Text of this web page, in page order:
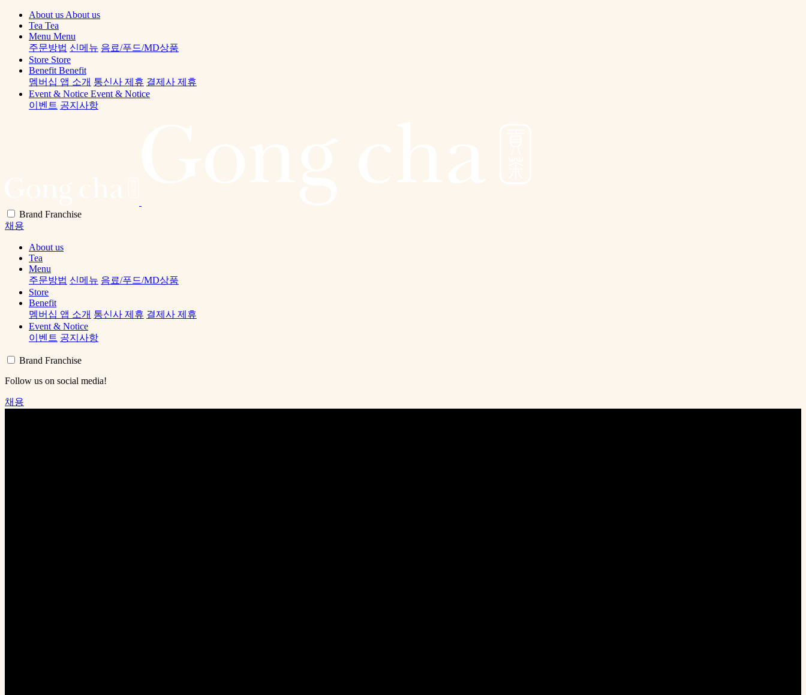
About us About us
Tea Tea
Menu Menu
주문방법 신메뉴 음료/푸드/MD상품
Store Store
Benefit Benefit
멤버십 앱 소개 통신사 제휴 결제사 제휴
Event & Notice Event & Notice
이벤트 공지사항
Brand Franchise
채용
About us
Tea
Menu
주문방법 신메뉴 음료/푸드/MD상품
Store
Benefit
멤버십 앱 소개 통신사 제휴 결제사 제휴
Event & Notice
이벤트 공지사항
Brand Franchise
Follow us on social media!
채용